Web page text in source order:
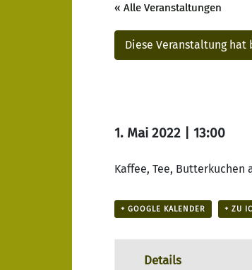
« Alle Veranstaltungen
Diese Veranstaltung
1. Mai 2022 | 13:00
Kaffee, Tee,
+ GOOGLE KALENDER + ZU
Details